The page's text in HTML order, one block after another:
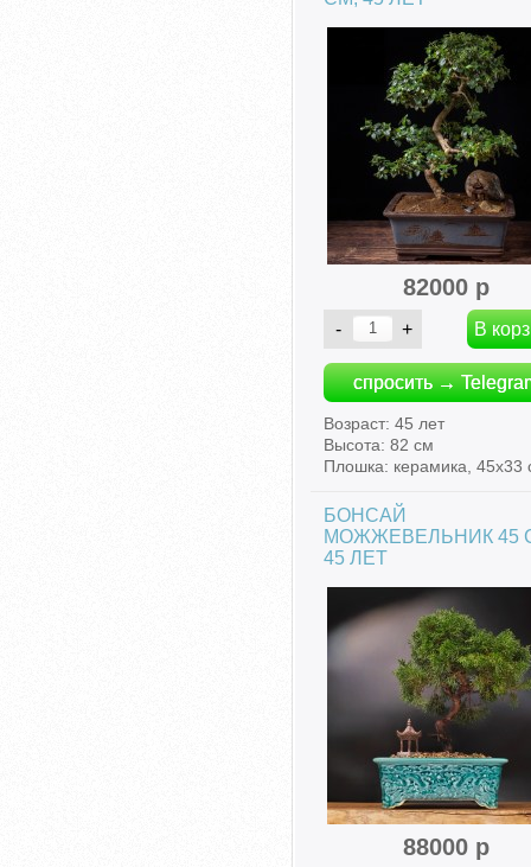
82000 р
спросить →
Возраст: 45 лет
Высота: 82 см
Плошка: керамика, 45х33
БОНСАЙ
МОЖЖЕВЕЛЬНИК 45
45 ЛЕТ
88000 р